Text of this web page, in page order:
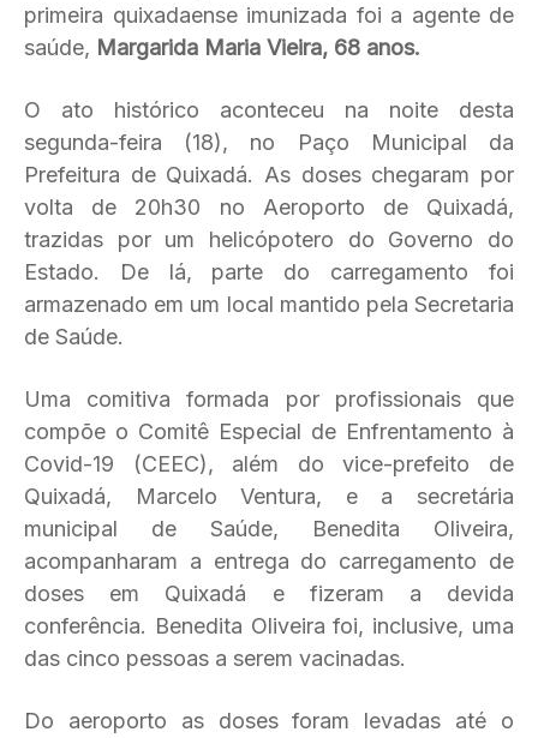
primeira quixadaense imunizada foi a agente de
saúde, Margarida Maria Vieira, 68 anos.
O ato histórico aconteceu na noite desta
segunda-feira (18), no Paço Municipal da
Prefeitura de Quixadá. As doses chegaram por
volta de 20h30 no Aeroporto de Quixadá,
trazidas por um helicópotero do Governo do
Estado. De lá, parte do carregamento foi
armazenado em um local mantido pela Secretaria
de Saúde.
Uma comitiva formada por profissionais que
compõe o Comitê Especial de Enfrentamento à
Covid-19 (CEEC), além do vice-prefeito de
Quixadá, Marcelo Ventura, e a secretária
municipal de Saúde, Benedita Oliveira,
acompanharam a entrega do carregamento de
doses em Quixadá e fizeram a devida
conferência. Benedita Oliveira foi, inclusive, uma
das cinco pessoas a serem vacinadas.
Do aeroporto as doses foram levadas até o